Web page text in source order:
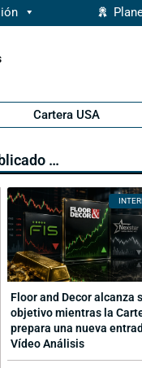
Cartera USA
…
Floor and Decor alcanza
objetivo mientras la
prepara una nueva
Vídeo Análisis